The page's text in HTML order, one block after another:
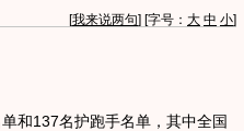
[我来说两句] [字号： 大 中 小]
和137名护跑手名单，其中全国